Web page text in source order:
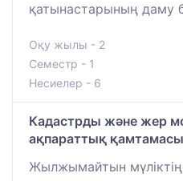
қатынастарының даму
Оқу жылы - 2
Семестр - 1
Несиелер - 6
Кадастрды және жер
ақпараттық
Жылжымайтын мүліктің